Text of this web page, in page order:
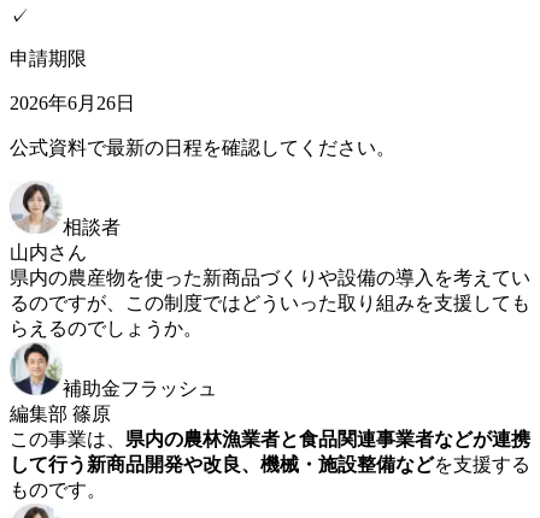
✓
申請期限
2026年6月26日
公式資料で最新の日程を確認してください。
相談者
山内さん
県内の農産物を使った新商品づくりや設備の導入を考えてい
るのですが、この制度ではどういった取り組みを支援しても
らえるのでしょうか。
補助金フラッシュ
編集部 篠原
この事業は、 県内の農林漁業者と食品関連事業者などが連携
して行う新商品開発や改良、機械・施設整備などを支援する
ものです。